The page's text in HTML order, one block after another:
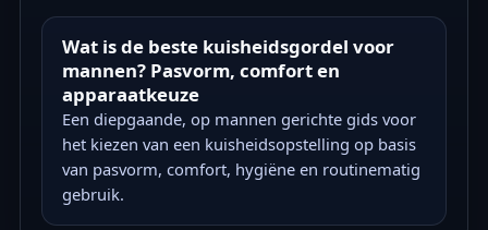
Wat is de beste kuisheidsgordel voor
mannen? Pasvorm, comfort en
apparaatkeuze
Een diepgaande, op mannen gerichte gids voor
het kiezen van een kuisheidsopstelling op basis
van pasvorm, comfort, hygiëne en routinematig
gebruik.